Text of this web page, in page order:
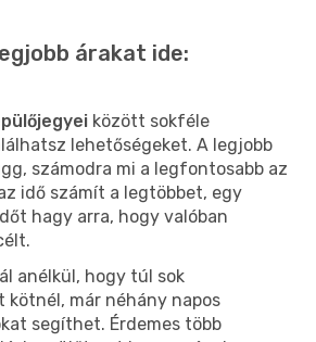
árakat ide:
között sokféle
lehetőségeket. A legjobb
számodra mi a legfontosabb az
idő számít a legtöbbet, egy
hagy arra, hogy valóban
anélkül, hogy túl sok
kötnél, már néhány napos
segíthet. Érdemes több